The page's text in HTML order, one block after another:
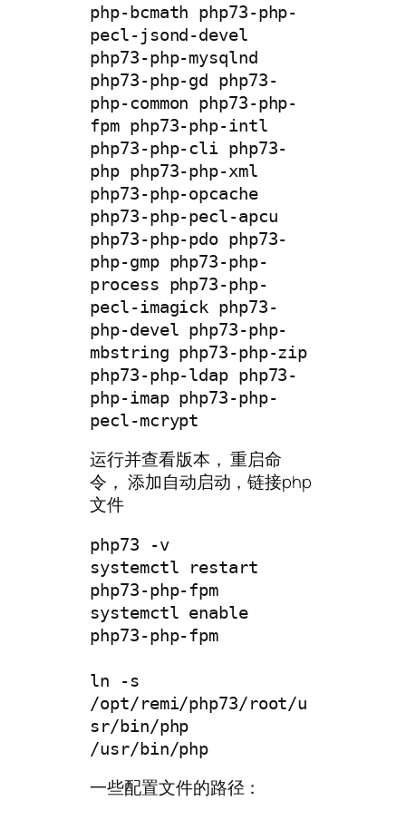
php-bcmath php73-php-
pecl-jsond-devel
php73-php-mysqlnd
php73-php-gd php73-
php-common php73-php-
fpm php73-php-intl
php73-php-cli php73-
php php73-php-xml
php73-php-opcache
php73-php-pecl-apcu
php73-php-pdo php73-
php-gmp php73-php-
process php73-php-
pecl-imagick php73-
php-devel php73-php-
mbstring php73-php-zip
php73-php-ldap php73-
php-imap php73-php-
pecl-mcrypt
运行并查看版本， 重启命
令， 添加自动启动，链接php
文件
php73 -v
systemctl restart
php73-php-fpm
systemctl enable
php73-php-fpm
ln -s
/opt/remi/php73/root/u
sr/bin/php
/usr/bin/php
一些配置文件的路径：